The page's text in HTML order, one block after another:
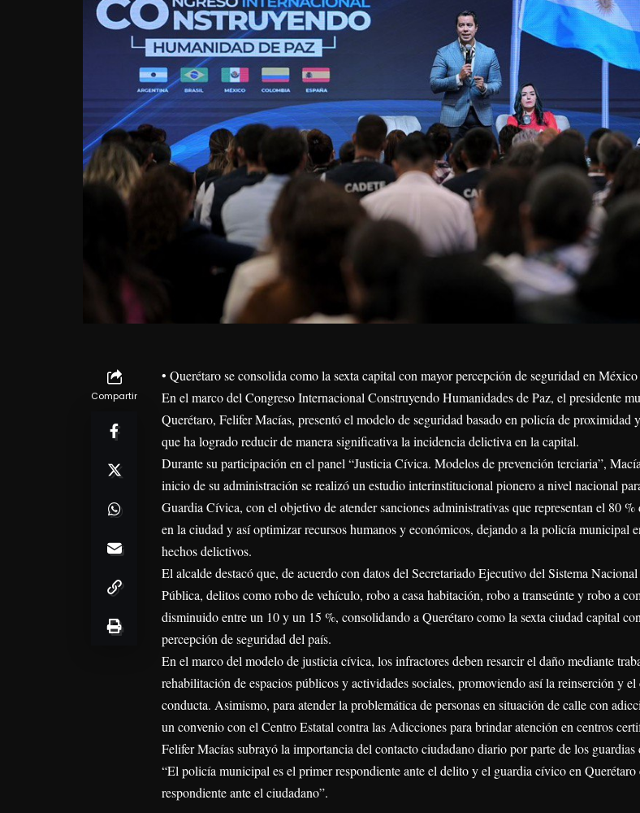
Compartir
• Querétaro se consolida como la sexta capital con mayor percepción de seguridad en México
En el marco del Congreso Internacional Construyendo Humanidades de Paz, el presidente
Querétaro, Felifer Macías, presentó el modelo de seguridad basado en policía de proximidad
que ha logrado reducir de manera significativa la incidencia delictiva en la capital.
Durante su participación en el panel “Justicia Cívica. Modelos de prevención terciaria”,
inicio de su administración se realizó un estudio interinstitucional pionero a nivel nacional
Guardia Cívica, con el objetivo de atender sanciones administrativas que representan el 80 %
en la ciudad y así optimizar recursos humanos y económicos, dejando a la policía municipal
hechos delictivos.
El alcalde destacó que, de acuerdo con datos del Secretariado Ejecutivo del Sistema
Pública, delitos como robo de vehículo, robo a casa habitación, robo a transeúnte y robo a
disminuido entre un 10 y un 15 %, consolidando a Querétaro como la sexta ciudad capital
percepción de seguridad del país.
En el marco del modelo de justicia cívica, los infractores deben resarcir el daño mediante
rehabilitación de espacios públicos y actividades sociales, promoviendo así la reinserción y el
conducta. Asimismo, para atender la problemática de personas en situación de calle con
un convenio con el Centro Estatal contra las Adicciones para brindar atención en centros
Felifer Macías subrayó la importancia del contacto ciudadano diario por parte de los guardias
“El policía municipal es el primer respondiente ante el delito y el guardia cívico en Querétaro
respondiente ante el ciudadano”.